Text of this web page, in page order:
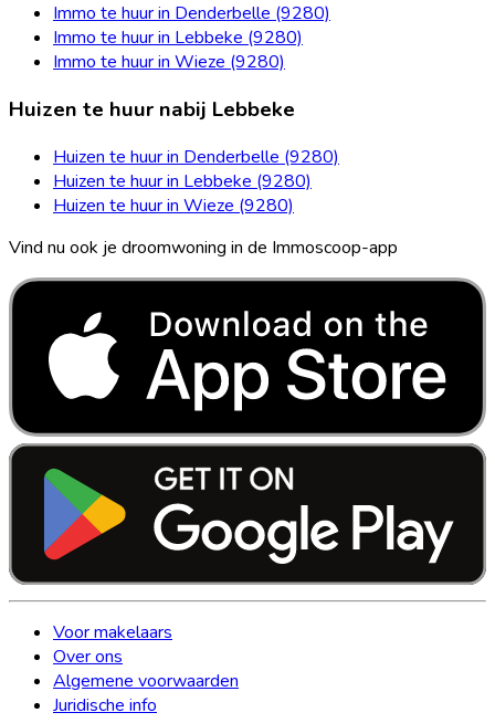
Immo te huur in Denderbelle (9280)
Immo te huur in Lebbeke (9280)
Immo te huur in Wieze (9280)
Huizen te huur nabij Lebbeke
Huizen te huur in Denderbelle (9280)
Huizen te huur in Lebbeke (9280)
Huizen te huur in Wieze (9280)
Vind nu ook je droomwoning in de Immoscoop-app
Voor makelaars
Over ons
Algemene voorwaarden
Juridische info